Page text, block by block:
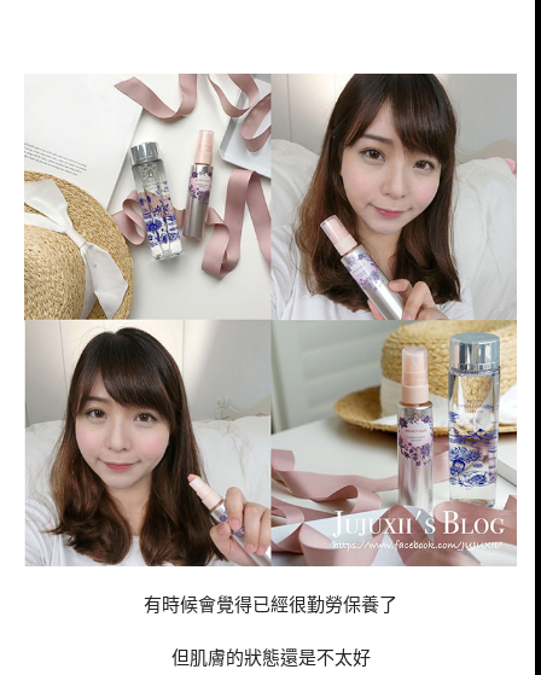
有時候會覺得已經很勤勞保養了
但肌膚的狀態還是不太好